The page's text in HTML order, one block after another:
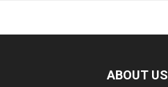
ABOUT US